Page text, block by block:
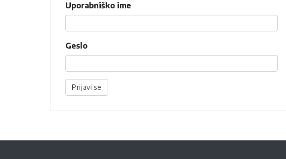
Uporabniško ime
Geslo
Prijavi se